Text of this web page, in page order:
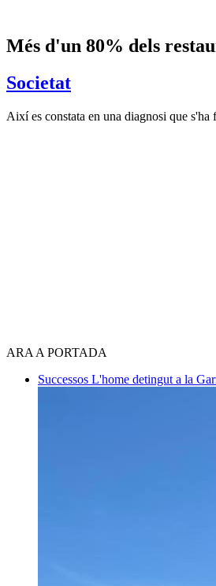
Més d'un 80% dels
Societat
Així es constata en una diagnosi que s'ha
ARA A PORTADA
Successos L'home detingut a la